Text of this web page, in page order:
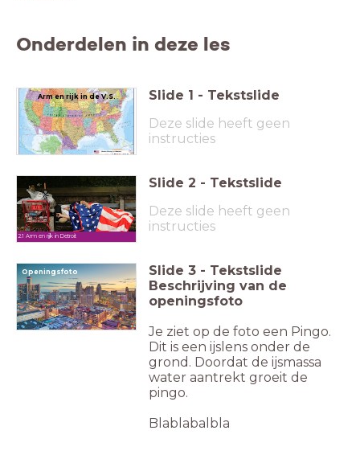
Onderdelen in deze les
Arm en rijk in de V.S. Slide 1 - Tekstslide
Deze slide heeft geen
instructies
2.1 Arm en rijk in Detroit
Slide 2 - Tekstslide
Deze slide heeft geen
instructies
Openingsfoto Slide 3 - Tekstslide
Beschrijving van de
openingsfoto
Je ziet op de foto een Pingo.
Dit is een ijslens onder de
grond. Doordat de ijsmassa
water aantrekt groeit de
pingo.
Blablabalbla